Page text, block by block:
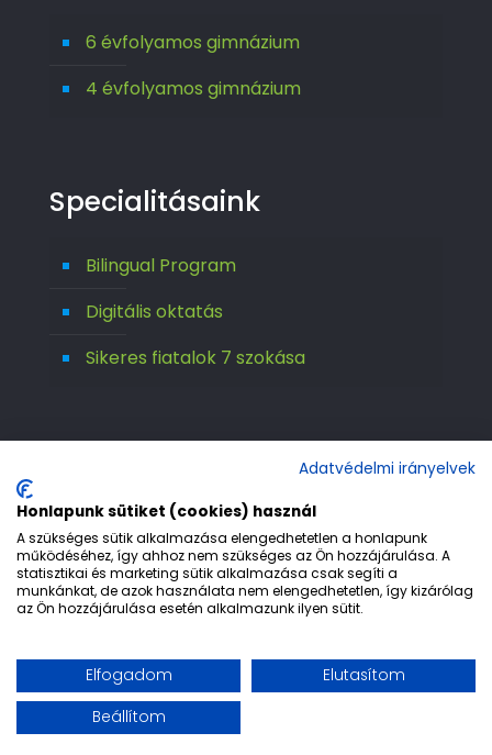
6 évfolyamos gimnázium
4 évfolyamos gimnázium
Specialitásaink
Bilingual Program
Digitális oktatás
Sikeres fiatalok 7 szokása
© 1992-2026 Európa 2000 Gimnázium. All
Rights Reserved.
Etika
Adatvédelem
Jogi nyilatkozat
Impresszum
Adatvédelmi irányelvek
Honlapunk sütiket (cookies) használ
A szükséges sütik alkalmazása elengedhetetlen a honlapunk
működéséhez, így ahhoz nem szükséges az Ön hozzájárulása. A
statisztikai és marketing sütik alkalmazása csak segíti a
munkánkat, de azok használata nem elengedhetetlen, így kizárólag
az Ön hozzájárulása esetén alkalmazunk ilyen sütit.
Elfogadom
Elutasítom
Beállítom